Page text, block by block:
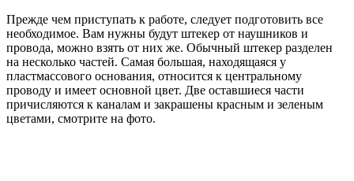
Прежде чем приступать к работе, следует подготовить все
необходимое. Вам нужны будут штекер от наушников и
провода, можно взять от них же. Обычный штекер разделен
на несколько частей. Самая большая, находящаяся у
пластмассового основания, относится к центральному
проводу и имеет основной цвет. Две оставшиеся части
причисляются к каналам и закрашены красным и зеленым
цветами, смотрите на фото.